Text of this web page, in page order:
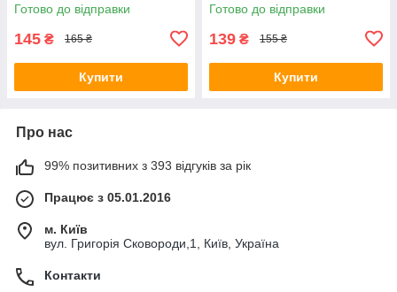
Готово до відправки
145 ₴ 165 ₴
Купити
Готово до відправки
139 ₴ 155 ₴
Купити
Про нас
99% позитивних з 393 відгуків за рік
Працює з 05.01.2016
м. Київ
вул. Григорія Сковороди,1, Київ, Україна
Контакти